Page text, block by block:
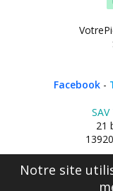
Facebook -
21
Notre site